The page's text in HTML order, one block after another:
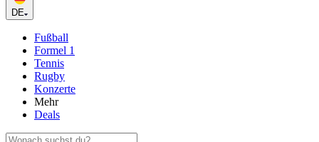
DE
Fußball
Formel 1
Tennis
Rugby
Konzerte
Mehr
Deals